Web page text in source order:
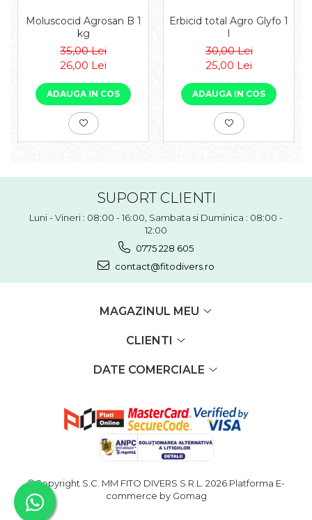
Moluscocid Agrosan B 1
kg
35,00 Lei
26,00 Lei
ADAUGA IN COS
Erbicid total Agro Glyfo 1
l
30,00 Lei
25,00 Lei
ADAUGA IN COS
SUPORT CLIENTI
Luni - Vineri : 08:00 - 16:00, Sambata si Duminica : 08:00 -
12:00
0775 228 605
contact@fitodivers.ro
MAGAZINUL MEU
CLIENTI
DATE COMERCIALE
©Copyright S.C. MM FITO DIVERS S.R.L. 2026 Platforma E-
commerce by Gomag